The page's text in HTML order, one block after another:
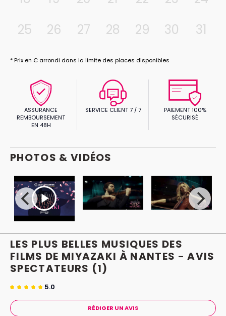
profondément humain, où la musique de Joe Hisaishi
émotions n’ont pas besoin d’images pour être
25
26 27 28 29 30 31
* Prix en € arrondi dans la limite des places disponibles
ASSURANCE
REMBOURSEMENT
EN 48H
SERVICE CLIENT 7 / 7
PAIEMENT 100%
SÉCURISÉ
PHOTOS & VIDÉOS
LES PLUS BELLES MUSIQUES DES
FILMS DE MIYAZAKI À NANTES - AVIS
SPECTATEURS (1)
5.0
RÉDIGER UN AVIS